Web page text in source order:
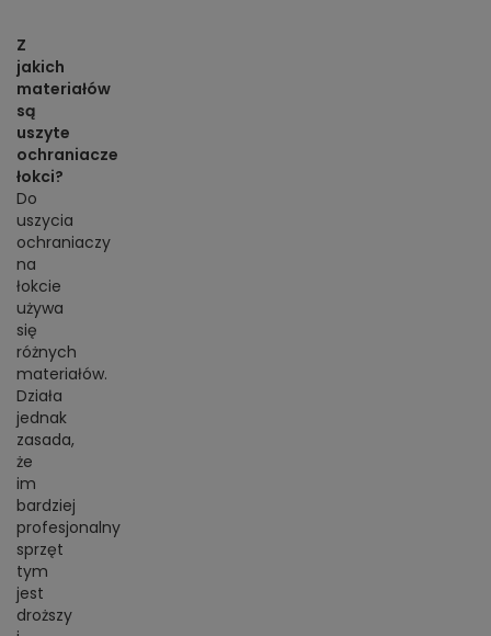
Z
jakich
materiałów
są
uszyte
ochraniacze
łokci?
Do
uszycia
ochraniaczy
na
łokcie
używa
się
różnych
materiałów.
Działa
jednak
zasada,
że
im
bardziej
profesjonalny
sprzęt
tym
jest
droższy